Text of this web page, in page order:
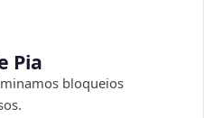
Pia
bloqueios